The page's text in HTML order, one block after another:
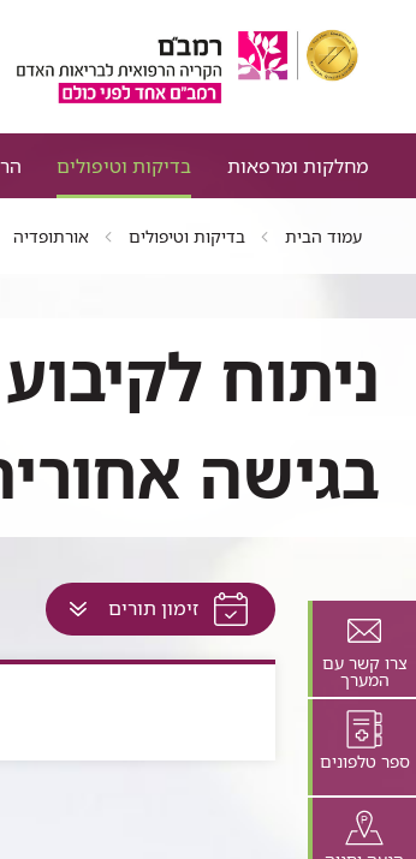
מחלקות ומרפאות בדיקות וטיפולים
צרו קשר עם
המערך
ספר טלפונים
עמוד הבית בדיקות וטיפולים אורתופדיה
ניתוח
בגישה
זימון תוריםלחץ
למעבר
לתוכן